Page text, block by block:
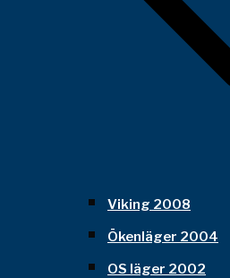
Viking 2008
Ökenläger 2004
OS läger 2002